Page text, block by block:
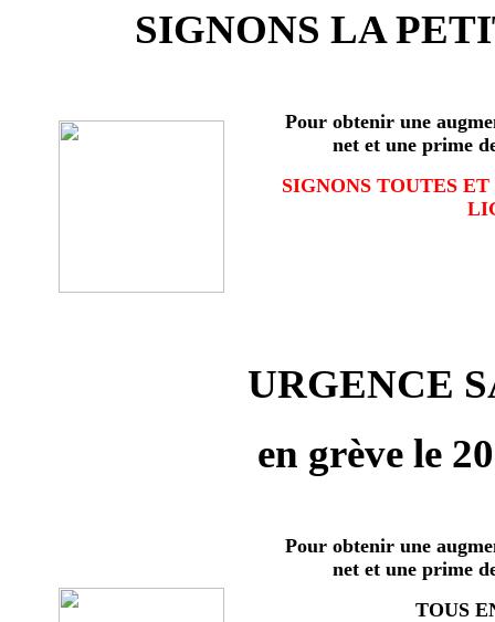
SIGNONS LA
Pour obtenir une
net et une prime
SIGNONS TOUTES
URGENCE
en grève le
Pour obtenir une
net et une prime
TOUS